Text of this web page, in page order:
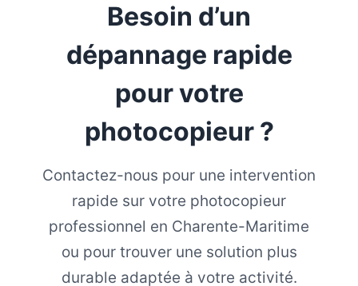
Besoin d’un
dépannage rapide
pour votre
photocopieur ?
Contactez-nous pour une intervention
rapide sur votre photocopieur
professionnel en Charente-Maritime
ou pour trouver une solution plus
durable adaptée à votre activité.